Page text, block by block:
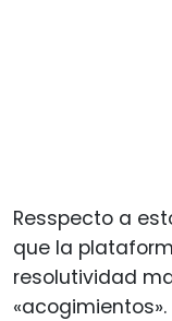
Resspecto a
que la
resolutividad